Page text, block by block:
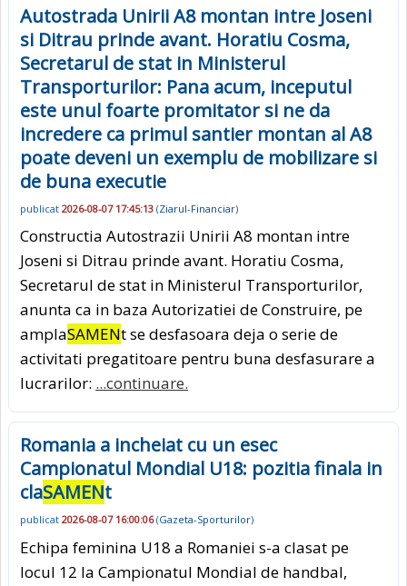
Autostrada Unirii A8 montan intre Joseni
si Ditrau prinde avant. Horatiu Cosma,
Secretarul de stat in Ministerul
Transporturilor: Pana acum, inceputul
este unul foarte promitator si ne da
incredere ca primul santier montan al A8
poate deveni un exemplu de mobilizare si
de buna executie
publicat 2026-08-07 17:45:13 (Ziarul-Financiar)
Constructia Autostrazii Unirii A8 montan intre
Joseni si Ditrau prinde avant. Horatiu Cosma,
Secretarul de stat in Ministerul Transporturilor,
anunta ca in baza Autorizatiei de Construire, pe
amplaSAMENt se desfasoara deja o serie de
activitati pregatitoare pentru buna desfasurare a
lucrarilor: ...continuare.
Romania a incheiat cu un esec
Campionatul Mondial U18: pozitia finala in
claSAMENt
publicat 2026-08-07 16:00:06(Gazeta-Sporturilor)
Echipa feminina U18 a Romaniei s-a clasat pe
locul 12 la Campionatul Mondial de handbal,